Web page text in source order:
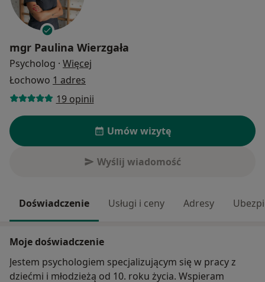
mgr Paulina Wierzgała
Psycholog · Więcej
Łochowo 1 adres
19 opinii
Umów wizytę
Wyślij wiadomość
Doświadczenie Usługi i ceny Adresy
Moje doświadczenie
Jestem psychologiem specjalizującym się w pracy z
dziećmi i młodzieżą od 10. roku życia. Wspieram